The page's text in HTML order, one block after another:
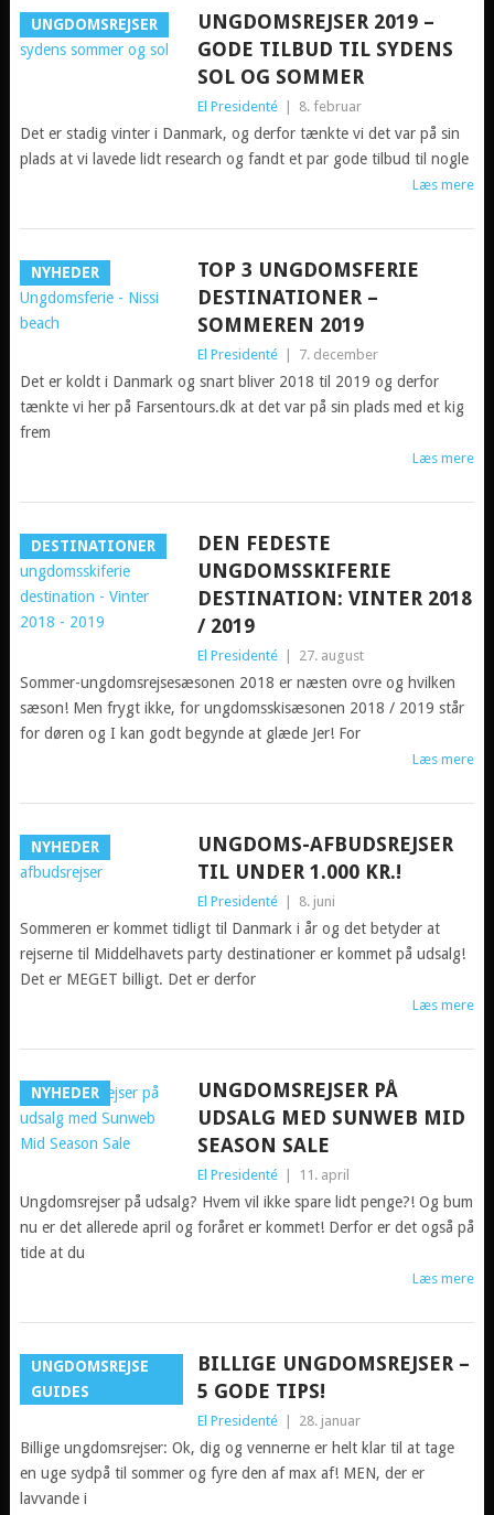
UNGDOMSREJSER
UNGDOMSREJSER 2019 –
GODE TILBUD TIL SYDENS
SOL OG SOMMER
El Presidenté 8. februar
Det er stadig vinter i Danmark, og derfor tænkte vi det var på sin
plads at vi lavede lidt research og fandt et par gode tilbud til nogle
Læs mere
NYHEDER
TOP 3 UNGDOMSFERIE
DESTINATIONER –
SOMMEREN 2019
El Presidenté 7. december
Det er koldt i Danmark og snart bliver 2018 til 2019 og derfor
tænkte vi her på Farsentours.dk at det var på sin plads med et kig
frem
Læs mere
DESTINATIONER
DEN FEDESTE
UNGDOMSSKIFERIE
DESTINATION: VINTER 2018
/ 2019
El Presidenté 27. august
Sommer-ungdomsrejsesæsonen 2018 er næsten ovre og hvilken
sæson! Men frygt ikke, for ungdomsskisæsonen 2018 / 2019 står
for døren og I kan godt begynde at glæde Jer! For
Læs mere
NYHEDER
UNGDOMS-AFBUDSREJSER
TIL UNDER 1.000 KR.!
El Presidenté 8. juni
Sommeren er kommet tidligt til Danmark i år og det betyder at
rejserne til Middelhavets party destinationer er kommet på udsalg!
Det er MEGET billigt. Det er derfor
Læs mere
NYHEDER
UNGDOMSREJSER PÅ
UDSALG MED SUNWEB MID
SEASON SALE
El Presidenté 11. april
Ungdomsrejser på udsalg? Hvem vil ikke spare lidt penge?! Og bum
nu er det allerede april og foråret er kommet! Derfor er det også på
tide at du
Læs mere
UNGDOMSREJSE
GUIDES
BILLIGE UNGDOMSREJSER –
5 GODE TIPS!
El Presidenté 28. januar
Billige ungdomsrejser: Ok, dig og vennerne er helt klar til at tage
en uge sydpå til sommer og fyre den af max af! MEN, der er
lavvande i